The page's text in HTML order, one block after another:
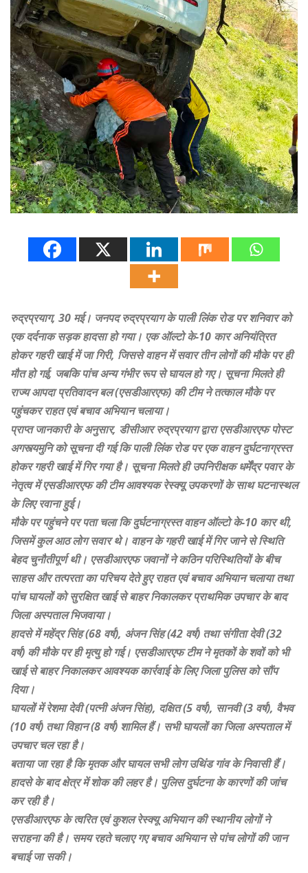
रुद्रप्रयाग, 30 मई। जनपद रुद्रप्रयाग के पाली लिंक रोड पर शनिवार को
एक दर्दनाक सड़क हादसा हो गया। एक ऑल्टो के-10 कार अनियंत्रित
होकर गहरी खाई में जा गिरी, जिससे वाहन में सवार तीन लोगों की मौके पर ही
मौत हो गई, जबकि पांच अन्य गंभीर रूप से घायल हो गए। सूचना मिलते ही
राज्य आपदा प्रतिवादन बल (एसडीआरएफ) की टीम ने तत्काल मौके पर
पहुंचकर राहत एवं बचाव अभियान चलाया।
प्राप्त जानकारी के अनुसार, डीसीआर रुद्रप्रयाग द्वारा एसडीआरएफ पोस्ट
अगस्त्यमुनि को सूचना दी गई कि पाली लिंक रोड पर एक वाहन दुर्घटनाग्रस्त
होकर गहरी खाई में गिर गया है। सूचना मिलते ही उपनिरीक्षक धर्मेंद्र पवार के
नेतृत्व में एसडीआरएफ की टीम आवश्यक रेस्क्यू उपकरणों के साथ घटनास्थल
के लिए रवाना हुई।
मौके पर पहुंचने पर पता चला कि दुर्घटनाग्रस्त वाहन ऑल्टो के-10 कार थी,
जिसमें कुल आठ लोग सवार थे। वाहन के गहरी खाई में गिर जाने से स्थिति
बेहद चुनौतीपूर्ण थी। एसडीआरएफ जवानों ने कठिन परिस्थितियों के बीच
साहस और तत्परता का परिचय देते हुए राहत एवं बचाव अभियान चलाया तथा
पांच घायलों को सुरक्षित खाई से बाहर निकालकर प्राथमिक उपचार के बाद
जिला अस्पताल भिजवाया।
हादसे में महेंद्र सिंह (68 वर्ष), अंजन सिंह (42 वर्ष) तथा संगीता देवी (32
वर्ष) की मौके पर ही मृत्यु हो गई। एसडीआरएफ टीम ने मृतकों के शवों को भी
खाई से बाहर निकालकर आवश्यक कार्रवाई के लिए जिला पुलिस को सौंप
दिया।
घायलों में रेशमा देवी (पत्नी अंजन सिंह), दक्षित (5 वर्ष), सानवी (3 वर्ष), वैभव
(10 वर्ष) तथा विहान (8 वर्ष) शामिल हैं। सभी घायलों का जिला अस्पताल में
उपचार चल रहा है।
बताया जा रहा है कि मृतक और घायल सभी लोग उथिंड गांव के निवासी हैं।
हादसे के बाद क्षेत्र में शोक की लहर है। पुलिस दुर्घटना के कारणों की जांच
कर रही है।
एसडीआरएफ के त्वरित एवं कुशल रेस्क्यू अभियान की स्थानीय लोगों ने
सराहना की है। समय रहते चलाए गए बचाव अभियान से पांच लोगों की जान
बचाई जा सकी।